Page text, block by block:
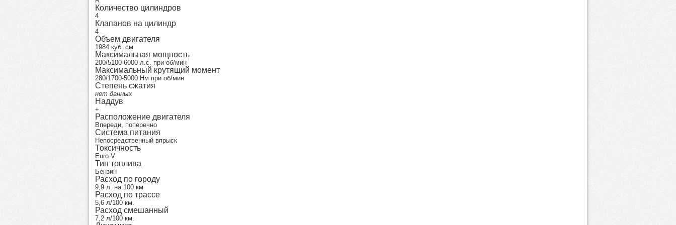
Количество цилиндров
4
Клапанов на цилиндр
4
Объем двигателя
1984 куб. см
Максимальная мощность
200/5100-6000 л.с. при об/мин
Максимальный крутящий момент
280/1700-5000 Нм при об/мин
Степень сжатия
нет данных
Наддув
+
Расположение двигателя
Впереди, поперечно
Система питания
Непосредственный впрыск
Токсичность
Euro V
Тип топлива
Бензин
Расход по городу
9,9 л. на 100 км
Расход по трассе
5,6 л/100 км.
Расход смешанный
7,2 л/100 км.